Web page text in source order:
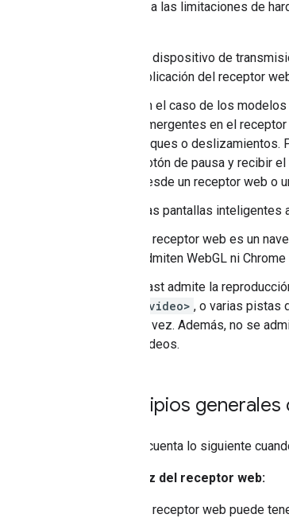
Debido a las limitaciones de
El dispositivo de
aplicación del receptor
En el caso de los
emergentes en el
toques o deslizamientos.
botón de pausa y recibir
desde un receptor web o
Las pantallas
El receptor web es un
admiten WebGL ni
Cast admite la
<video> , o varias pistas
la vez. Además, no se
videos.
Principios
Ten en cuenta lo siguiente
Interfaz del receptor web:
El receptor web puede